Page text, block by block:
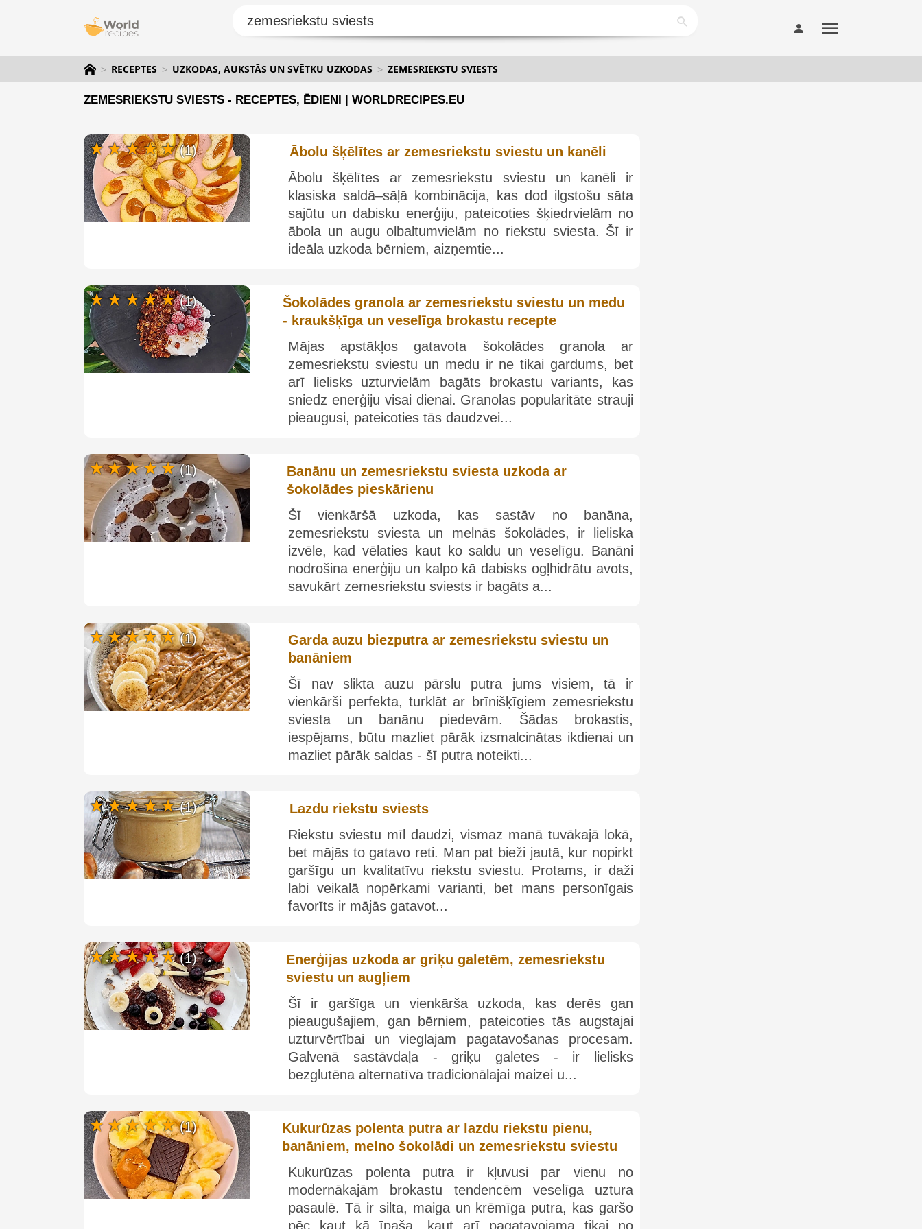
RECEPTES UZKODAS, AUKSTĀS UN SVĒTKU UZKODAS ZEMESRIEKSTU SVIESTS
ZEMESRIEKSTU SVIESTS - RECEPTES, ĒDIENI | WORLDRECIPES.EU
Ābolu šķēlītes ar zemesriekstu sviestu un kanēli
Ābolu šķēlītes ar zemesriekstu sviestu un kanēli ir
klasiska saldā–sāļā kombinācija, kas dod ilgstošu sāta
sajūtu un dabisku enerģiju, pateicoties šķiedrvielām no
ābola un augu olbaltumvielām no riekstu sviesta. Šī ir
ideāla uzkoda bērniem, aizņemtie...
(1)
Šokolādes granola ar zemesriekstu sviestu un medu
- kraukšķīga un veselīga brokastu recepte
Mājas apstākļos gatavota šokolādes granola ar
zemesriekstu sviestu un medu ir ne tikai gardums, bet
arī lielisks uzturvielām bagāts brokastu variants, kas
sniedz enerģiju visai dienai. Granolas popularitāte strauji
pieaugusi, pateicoties tās daudzvei...
(1)
Banānu un zemesriekstu sviesta uzkoda ar
šokolādes pieskārienu
Šī vienkāršā uzkoda, kas sastāv no banāna,
zemesriekstu sviesta un melnās šokolādes, ir lieliska
izvēle, kad vēlaties kaut ko saldu un veselīgu. Banāni
nodrošina enerģiju un kalpo kā dabisks ogļhidrātu avots,
savukārt zemesriekstu sviests ir bagāts a...
(1)
Garda auzu biezputra ar zemesriekstu sviestu un
banāniem
Šī nav slikta auzu pārslu putra jums visiem, tā ir
vienkārši perfekta, turklāt ar brīnišķīgiem zemesriekstu
sviesta un banānu piedevām. Šādas brokastis,
iespējams, būtu mazliet pārāk izsmalcinātas ikdienai un
mazliet pārāk saldas - šī putra noteikti...
(1)
Lazdu riekstu sviests
Riekstu sviestu mīl daudzi, vismaz manā tuvākajā lokā,
bet mājās to gatavo reti. Man pat bieži jautā, kur nopirkt
garšīgu un kvalitatīvu riekstu sviestu. Protams, ir daži
labi veikalā nopērkami varianti, bet mans personīgais
favorīts ir mājās gatavot...
(1)
Enerģijas uzkoda ar griķu galetēm, zemesriekstu
sviestu un augļiem
Šī ir garšīga un vienkārša uzkoda, kas derēs gan
pieaugušajiem, gan bērniem, pateicoties tās augstajai
uzturvērtībai un vieglajam pagatavošanas procesam.
Galvenā sastāvdaļa - griķu galetes - ir lielisks
bezglutēna alternatīva tradicionālajai maizei u...
(1)
Kukurūzas polenta putra ar lazdu riekstu pienu,
banāniem, melno šokolādi un zemesriekstu sviestu
Kukurūzas polenta putra ir kļuvusi par vienu no
modernākajām brokastu tendencēm veselīga uztura
pasaulē. Tā ir silta, maiga un krēmīga putra, kas garšo
pēc kaut kā īpaša, kaut arī pagatavojama tikai no
(1)